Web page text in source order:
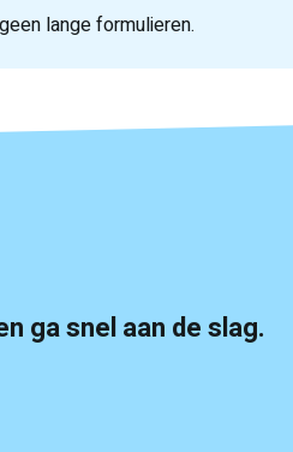
lange formulieren.
ga snel aan de slag.